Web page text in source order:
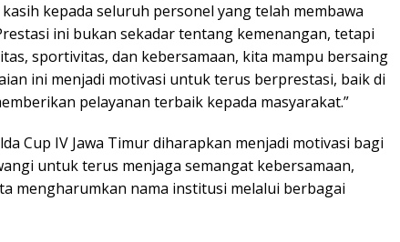
kepada seluruh personel yang telah membawa
ini bukan sekadar tentang kemenangan, tetapi
sportivitas, dan kebersamaan, kita mampu bersaing
ini menjadi motivasi untuk terus berprestasi, baik di
pelayanan terbaik kepada masyarakat.”
Cup IV Jawa Timur diharapkan menjadi motivasi bagi
untuk terus menjaga semangat kebersamaan,
mengharumkan nama institusi melalui berbagai